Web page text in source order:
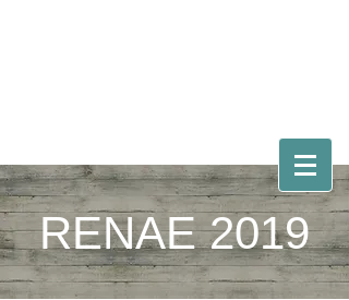
RENAE 2019